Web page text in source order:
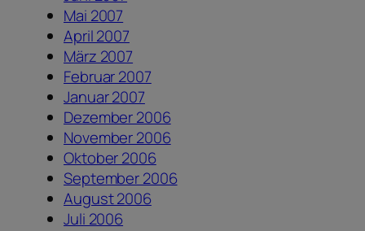
Mai 2007
April 2007
März 2007
Februar 2007
Januar 2007
Dezember 2006
November 2006
Oktober 2006
September 2006
August 2006
Juli 2006